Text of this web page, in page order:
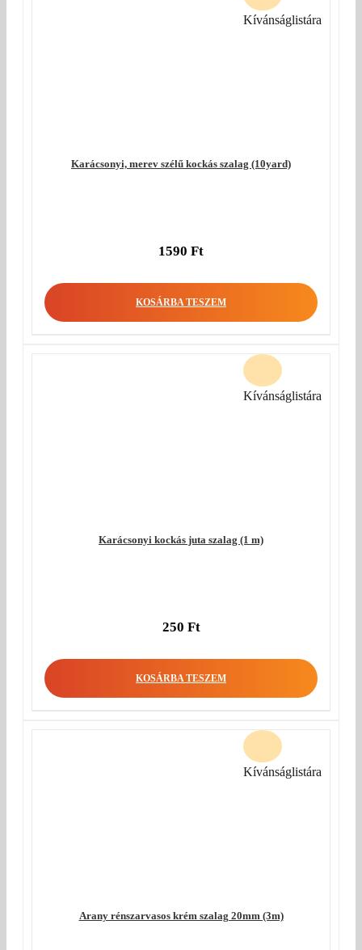
Karácsonyi, merev szélű kockás szalag (10yard)
1590 Ft
KOSÁRBA TESZEM
Kívánságlistára
Karácsonyi kockás juta szalag (1 m)
250 Ft
KOSÁRBA TESZEM
Kívánságlistára
Arany rénszarvasos krém szalag 20mm (3m)
Kívánságlistára